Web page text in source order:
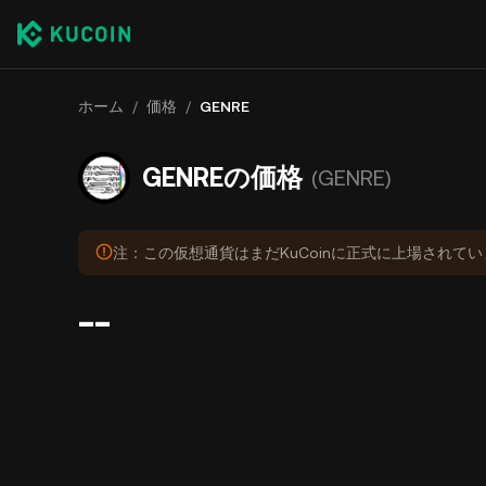
ホーム / 価格 / GENRE
GENREの価格 (GENRE)
注：この仮想通貨はまだKuCoinに正式に上場されてい
--